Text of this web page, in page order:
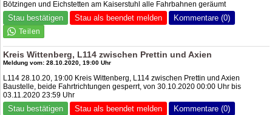
Bötzingen und Eichstetten am Kaiserstuhl alle Fahrbahnen geräumt
Stau bestätigen Stau als beendet melden Kommentare (0)
Kreis Wittenberg, L114 zwischen Prettin und Axien
Meldung vom: 28.10.2020, 19:00 Uhr
L114 28.10.20, 19:00 Kreis Wittenberg, L114 zwischen Prettin und Axien
Baustelle, beide Fahrtrichtungen gesperrt, von 30.10.2020 00:00 Uhr bis
03.11.2020 23:59 Uhr
Stau bestätigen Stau als beendet melden Kommentare (0)